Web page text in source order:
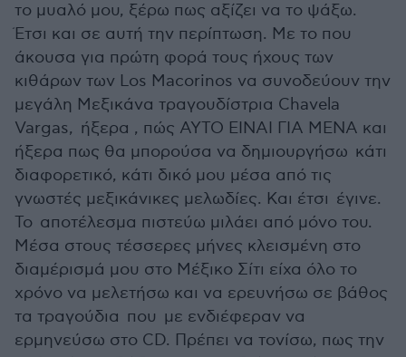
το μυαλό μου, ξέρω πως αξίζει να το ψάξω.
Έτσι και σε αυτή την περίπτωση. Με το που
άκουσα για πρώτη φορά τους ήχους των
κιθάρων των Los Macorinos να συνοδεύουν την
μεγάλη Μεξικάνα τραγουδίστρια Chavela
Vargas, ήξερα , πώς ΑΥΤΟ ΕΙΝΑΙ ΓΙΑ ΜΕΝΑ και
ήξερα πως θα μπορούσα να δημιουργήσω κάτι
διαφορετικό, κάτι δικό μου μέσα από τις
γνωστές μεξικάνικες μελωδίες. Και έτσι έγινε.
Το αποτέλεσμα πιστεύω μιλάει από μόνο του.
Μέσα στους τέσσερες μήνες κλεισμένη στο
διαμέρισμά μου στο Μέξικο Σίτι είχα όλο το
χρόνο να μελετήσω και να ερευνήσω σε βάθος
τα τραγούδια που με ενδιέφεραν να
ερμηνεύσω στο CD. Πρέπει να τονίσω, πως την